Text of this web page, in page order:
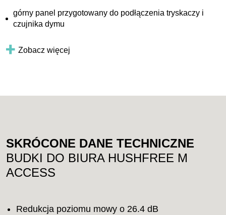
górny panel przygotowany do podłączenia tryskaczy i
czujnika dymu
Zobacz więcej
SKRÓCONE DANE TECHNICZNE
BUDKI DO BIURA HUSHFREE M
ACCESS
Redukcja poziomu mowy o 26.4 dB